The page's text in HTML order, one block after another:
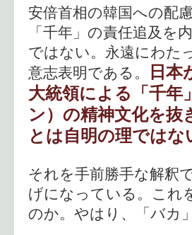
安倍首相の韓国への配
「千年」の責任追及を
ではない。永遠にわた
意志表明である。 日本
大統領による「千年
ン）の精神文化を
とは自明の理ではな
それを手前勝手な解釈
げになっている。これ
のか。やはり、「バカ